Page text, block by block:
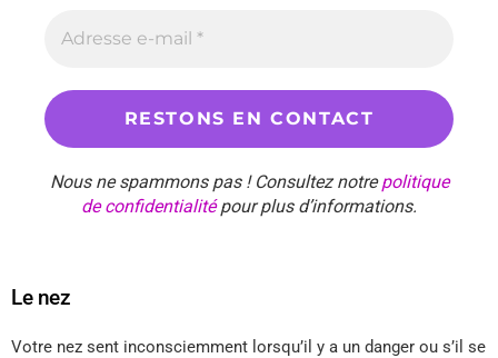
Nous ne spammons pas ! Consultez notrepolitique
de confidentialitépour plus d’informations.
Le nez
Votre nez sent inconsciemment lorsqu’il y a un danger ou s’il se